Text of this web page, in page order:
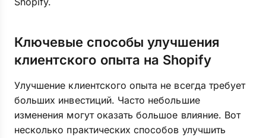
Ключевые способы улучшения
клиентского опыта на Shopify
Улучшение клиентского опыта не всегда требует
больших инвестиций. Часто небольшие
изменения могут оказать большое влияние. Вот
несколько практических способов улучшить